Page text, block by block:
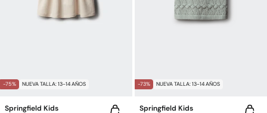
-75% NUEVA TALLA: 13-14 AÑOS
Springfield Kids
-73% NUEVA TALLA: 13-14 AÑOS
Springfield Kids